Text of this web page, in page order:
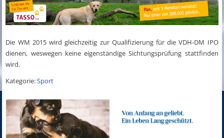
Die WM 2015 wird gleichzeitig zur Qualifizierung für die VDH-DM IPO
dienen, weswegen keine eigenständige Sichtungsprüfung stattfinden
wird.
Kategorie:Sport